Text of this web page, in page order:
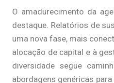
O amadurecimento da
destaque. Relatórios de
uma nova fase, mais
alocação de capital e à
diversidade segue
abordagens genéricas